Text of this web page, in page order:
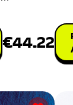
€44.22